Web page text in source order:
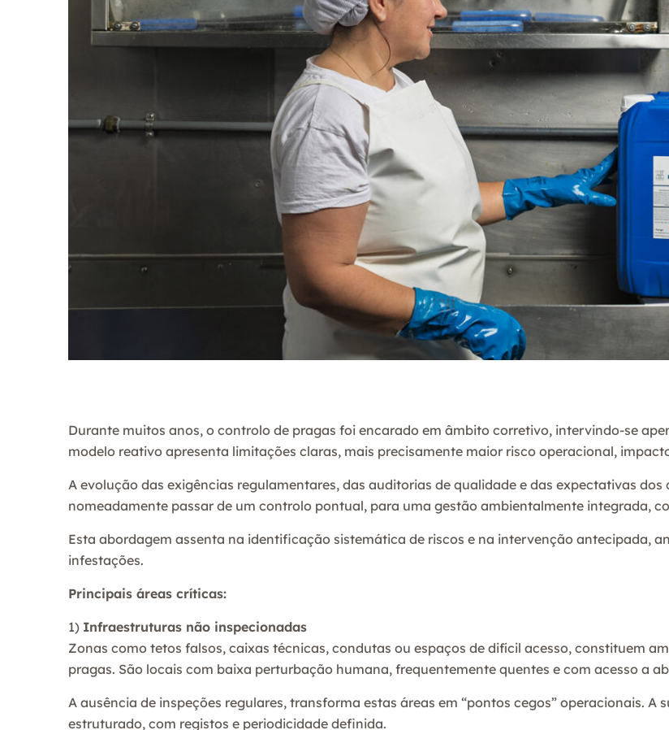
Durante muitos anos, o controlo de pragas foi encarado em âmbito corretivo, intervindo-se
modelo reativo apresenta limitações claras, mais precisamente maior risco operacional,
A evolução das exigências regulamentares, das auditorias de qualidade e das expectativas
nomeadamente passar de um controlo pontual, para uma gestão ambientalmente integrada,
Esta abordagem assenta na identificação sistemática de riscos e na intervenção antecipada,
infestações.
Principais áreas críticas:
1) Infraestruturas não inspecionadas
Zonas como tetos falsos, caixas técnicas, condutas ou espaços de difícil acesso, constituem
pragas. São locais com baixa perturbação humana, frequentemente quentes e com acesso a
A ausência de inspeções regulares, transforma estas áreas em “pontos cegos” operacionais.
estruturado, com registos e periodicidade definida.